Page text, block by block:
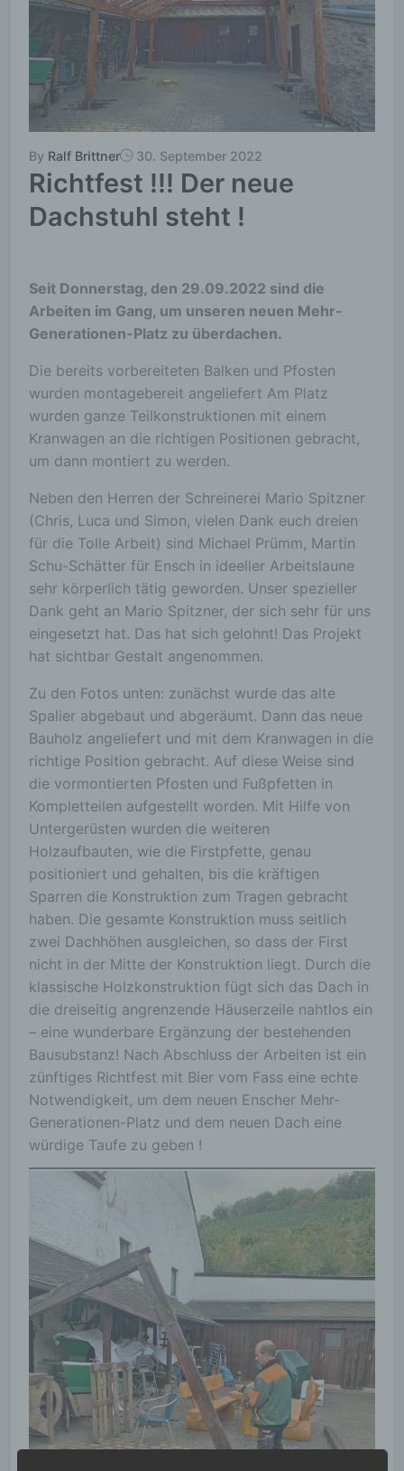
By Ralf Brittner 30. September 2022
Richtfest !!! Der neue
Dachstuhl steht !
Seit Donnerstag, den 29.09.2022 sind die
Arbeiten im Gang, um unseren neuen Mehr-
Generationen-Platz zu überdachen.
Die bereits vorbereiteten Balken und Pfosten
wurden montagebereit angeliefert Am Platz
wurden ganze Teilkonstruktionen mit einem
Kranwagen an die richtigen Positionen gebracht,
um dann montiert zu werden.
Neben den Herren der Schreinerei Mario Spitzner
(Chris, Luca und Simon, vielen Dank euch dreien
für die Tolle Arbeit) sind Michael Prümm, Martin
Schu-Schätter für Ensch in ideeller Arbeitslaune
sehr körperlich tätig geworden. Unser spezieller
Dank geht an Mario Spitzner, der sich sehr für uns
eingesetzt hat. Das hat sich gelohnt! Das Projekt
hat sichtbar Gestalt angenommen.
Zu den Fotos unten: zunächst wurde das alte
Spalier abgebaut und abgeräumt. Dann das neue
Bauholz angeliefert und mit dem Kranwagen in die
richtige Position gebracht. Auf diese Weise sind
die vormontierten Pfosten und Fußpfetten in
Kompletteilen aufgestellt worden. Mit Hilfe von
Untergerüsten wurden die weiteren
Holzaufbauten, wie die Firstpfette, genau
positioniert und gehalten, bis die kräftigen
Sparren die Konstruktion zum Tragen gebracht
haben. Die gesamte Konstruktion muss seitlich
zwei Dachhöhen ausgleichen, so dass der First
nicht in der Mitte der Konstruktion liegt. Durch die
klassische Holzkonstruktion fügt sich das Dach in
die dreiseitig angrenzende Häuserzeile nahtlos ein
– eine wunderbare Ergänzung der bestehenden
Bausubstanz! Nach Abschluss der Arbeiten ist ein
zünftiges Richtfest mit Bier vom Fass eine echte
Notwendigkeit, um dem neuen Enscher Mehr-
Generationen-Platz und dem neuen Dach eine
würdige Taufe zu geben !